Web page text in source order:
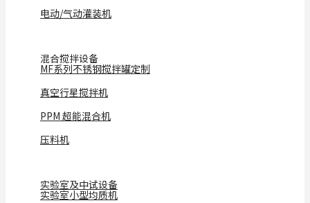
电动/气动灌装机
混合搅拌设备
MF系列不锈钢搅拌罐定制
真空行星搅拌机
PPM 超能混合机
压料机
实验室及中试设备
实验室小型均质机